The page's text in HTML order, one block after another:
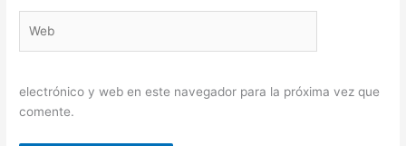
electrónico y web en este navegador para la próxima vez que
comente.